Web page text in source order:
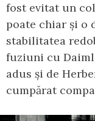
fost evitat un
poate chiar și o
stabilitatea
fuziuni cu
adus și de
cumpărat